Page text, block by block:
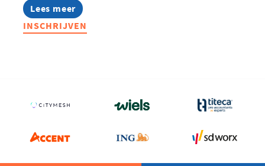
Lees meer
about
Infosessie:
Talentmissie
INSCHRIJVEN